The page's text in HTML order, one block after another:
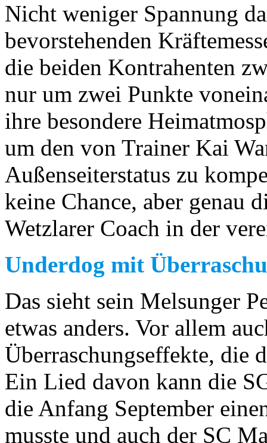
Nicht weniger Spannung
bevorstehenden
die beiden Kontrahenten
nur um zwei Punkte
ihre besondere
um den von Trainer Kai
Außenseiterstatus zu
keine Chance, aber genau
Wetzlarer Coach in der
Underdog mit
Das sieht sein Melsunger
etwas anders. Vor allem
Überraschungseffekte, die
Ein Lied davon kann die
die Anfang September
musste und auch der SC